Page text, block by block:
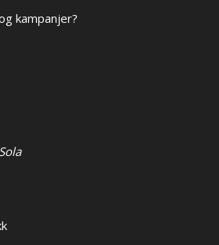
kampanjer?